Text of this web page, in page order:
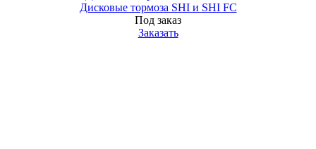
Дисковые тормоза SHI и SHI FC
Под заказ
Заказать